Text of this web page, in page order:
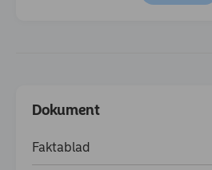
Dokument
Faktablad
(opens in new window)